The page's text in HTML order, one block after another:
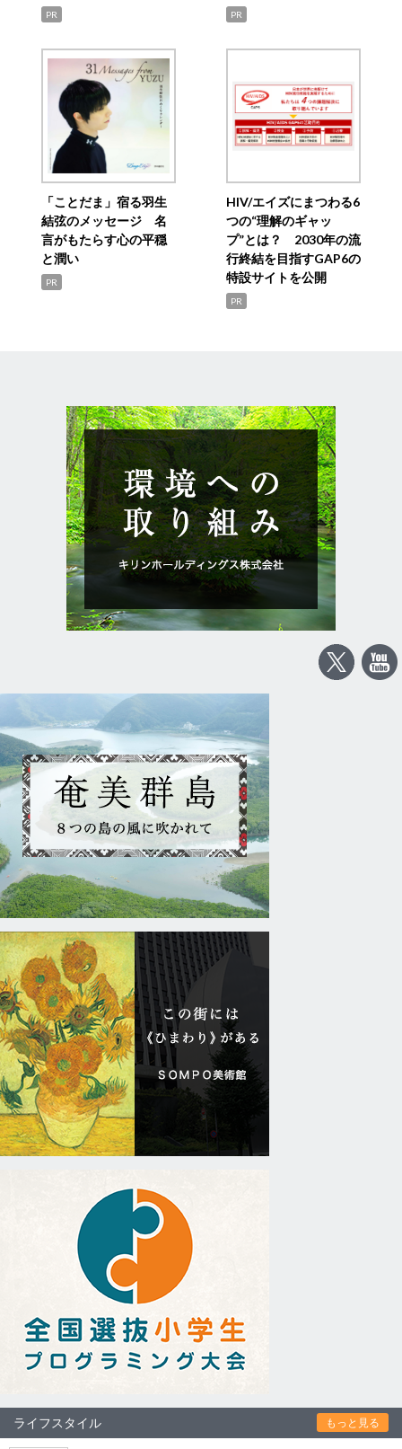
PR PR
「ことだま」宿る羽生
結弦のメッセージ 名
言がもたらす心の平穏
と潤い
PR
HIV/エイズにまつわる6
つの“理解のギャッ
プ”とは？ 2030年の流
行終結を目指すGAP6の
特設サイトを公開
PR
ライフスタイル もっと見る